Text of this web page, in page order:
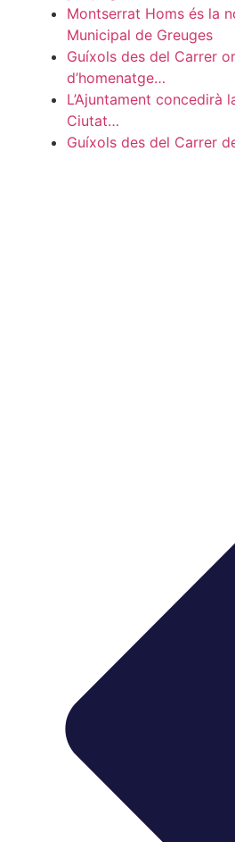
Montserrat Homs és la
Municipal de Greuges
Guíxols des del Carrer
d’homenatge…
L’Ajuntament concedirà
Ciutat…
Guíxols des del Carrer